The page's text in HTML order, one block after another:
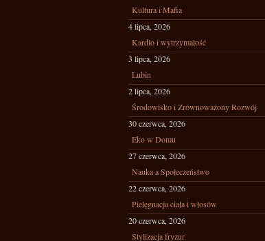
Kultura i Mafia
4 lipca, 2026
Kardio i wytrzymałość
3 lipca, 2026
Lubin
2 lipca, 2026
Środowisko i Zrównoważony Rozwój
30 czerwca, 2026
Eko w Domu
27 czerwca, 2026
Nauka a Społeczeństwo
22 czerwca, 2026
Pielęgnacja ciała i włosów
20 czerwca, 2026
Stylizacja fryzur